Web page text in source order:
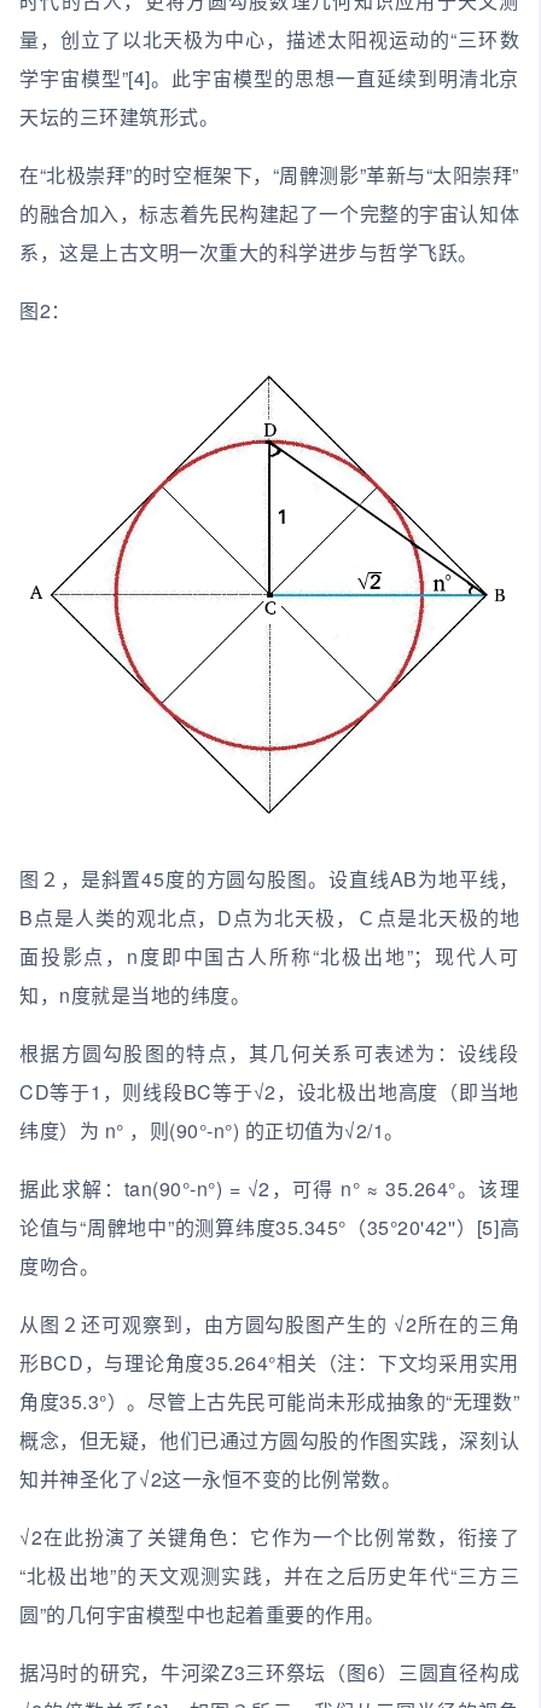
量，创立了以北天极为中心，描述太阳视运动的“三环数
学宇宙模型”[4]。此宇宙模型的思想一直延续到明清北京
天坛的三环建筑形式。
在“北极崇拜”的时空框架下，“周髀测影”革新与“太阳崇拜”
的融合加入，标志着先民构建起了一个完整的宇宙认知体
系，这是上古文明一次重大的科学进步与哲学飞跃。
图2：
图２，是斜置45度的方圆勾股图。设直线AB为地平线，
B点是人类的观北点，D点为北天极，Ｃ点是北天极的地
面投影点，n度即中国古人所称“北极出地”；现代人可
知，n度就是当地的纬度。
根据方圆勾股图的特点，其几何关系可表述为：设线段
CD等于1，则线段BC等于√2，设北极出地高度（即当地
纬度）为 n° ，则(90°-n°) 的正切值为√2/1。
据此求解：tan(90°-n°) = √2，可得 n° ≈ 35.264°。该理
论值与“周髀地中”的测算纬度35.345°（35°20'42''）[5]高
度吻合。
从图２还可观察到，由方圆勾股图产生的 √2所在的三角
形BCD，与理论角度35.264°相关（注：下文均采用实用
角度35.3°）。尽管上古先民可能尚未形成抽象的“无理数”
概念，但无疑，他们已通过方圆勾股的作图实践，深刻认
知并神圣化了√2这一永恒不变的比例常数。
√2在此扮演了关键角色：它作为一个比例常数，衔接了
“北极出地”的天文观测实践，并在之后历史年代“三方三
圆”的几何宇宙模型中也起着重要的作用。
据冯时的研究，牛河梁Z3三环祭坛（图6）三圆直径构成